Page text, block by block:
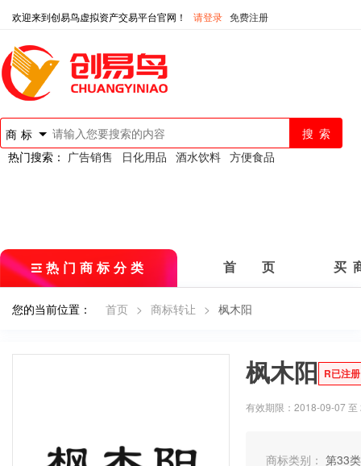
欢迎来到创易鸟虚拟资产交易平台官网！ 请登录 免费注册
商标
热门搜索： 广告销售 日化用品 酒水饮料 方便食品
热门商标分类 首 页 买
您的当前位置： 首页 > 商标转让 > 枫木阳
枫木阳 R已注册
有效期限：2018-09-07
商标类别： 第33